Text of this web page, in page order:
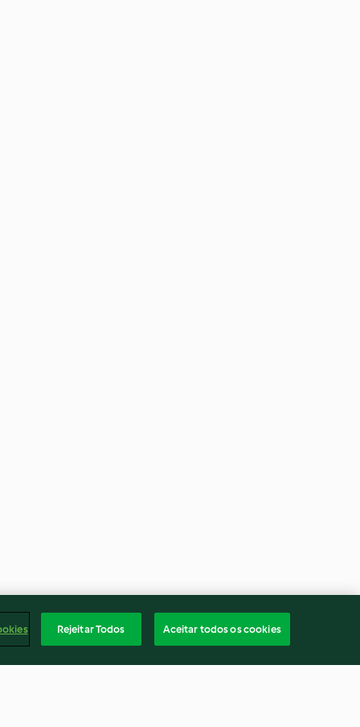
Rejeitar Todos Aceitar todos os cookies